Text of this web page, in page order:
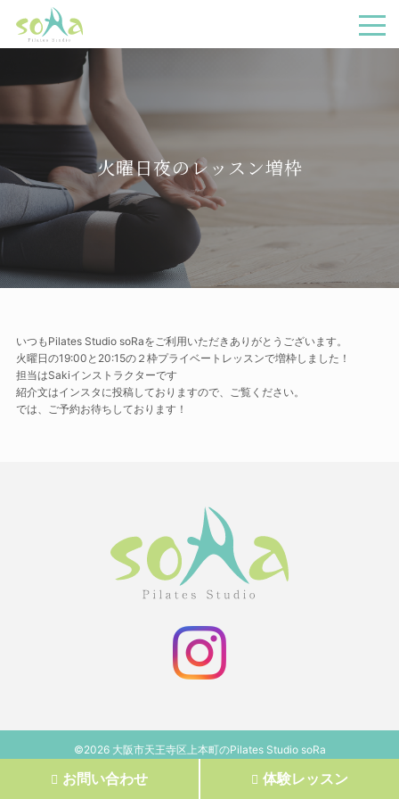
メニ
火曜日夜のレッスン増枠
いつもPilates Studio soRaをご利用いただきありがとうございます。
火曜日の19:00と20:15の２枠プライベートレッスンで増枠しました！
担当はSakiインストラクターです
紹介文はインスタに投稿しておりますので、ご覧ください。
では、ご予約お待ちしております！
お問い合わせ 体験レッスン
©2026 大阪市天王寺区上本町のPilates Studio soRa